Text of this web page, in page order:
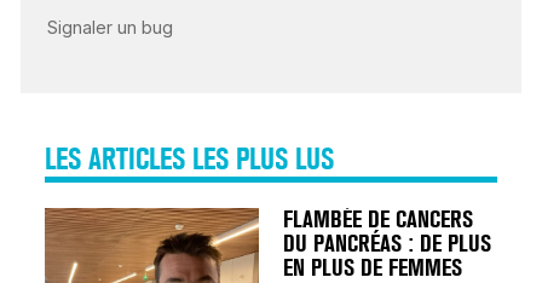
LES ARTICLES LES PLUS LUS
FLAMBÉE DE CANCERS
DU PANCRÉAS : DE PLUS
EN PLUS DE FEMMES